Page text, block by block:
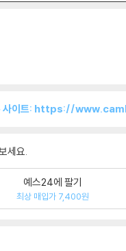
사이트: https://
세요.
예스24에 팔기
최상 매입가 7,400원